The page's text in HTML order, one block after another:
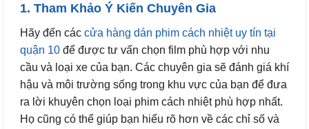
1. Tham Khảo Ý Kiến Chuyên Gia
Hãy đến các cửa hàng dán phim cách nhiệt uy tín tại
quận 10 để được tư vấn chọn film phù hợp với nhu
cầu và loại xe của bạn. Các chuyên gia sẽ đánh giá khí
hậu và môi trường sống trong khu vực của bạn để đưa
ra lời khuyên chọn loại phim cách nhiệt phù hợp nhất.
Họ cũng có thể giúp bạn hiểu rõ hơn về các chỉ số và